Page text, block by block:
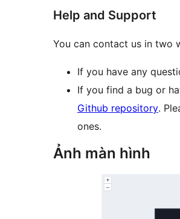
Help and Support
You can contact us in two
If you have any
If you find a bug or
Github repository.
ones.
Ảnh màn hình